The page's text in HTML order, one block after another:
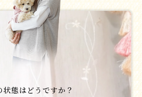
状態はどうですか？